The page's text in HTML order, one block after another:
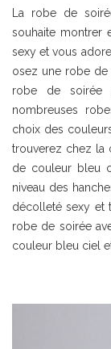
La robe de
souhaite montrer
sexy et vous
osez une robe de
robe de soirée
nombreuses
choix des
trouverez chez la
de couleur bleu
niveau des
décolleté sexy et
robe de soirée
couleur bleu ciel